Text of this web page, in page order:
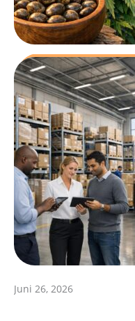
Juni 26, 2026